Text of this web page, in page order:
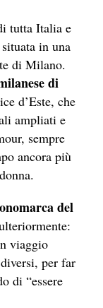
tutta Italia e
in una
di Milano.
di
d’Este, che
ampliati e
sempre
ancora più
del
viaggio
per far
di “essere